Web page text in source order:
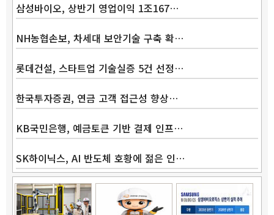
삼성바이오, 상반기 영업이익 1조167…
NH농협손보, 차세대 보안기술 구축 확…
롯데건설, 스타트업 기술실증 5건 선정…
한국투자증권, 연금 고객 접근성 향상…
KB국민은행, 예금토큰 기반 결제 인프…
SK하이닉스, AI 반도체 호황에 젊은 인…